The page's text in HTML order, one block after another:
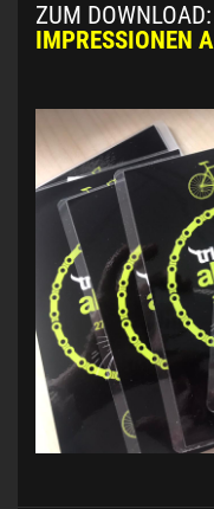
ZUM DOWNLOAD:
IMPRESSIONEN